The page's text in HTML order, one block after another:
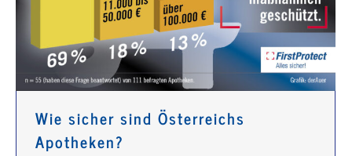
Wie sicher sind Österreichs
Apotheken?